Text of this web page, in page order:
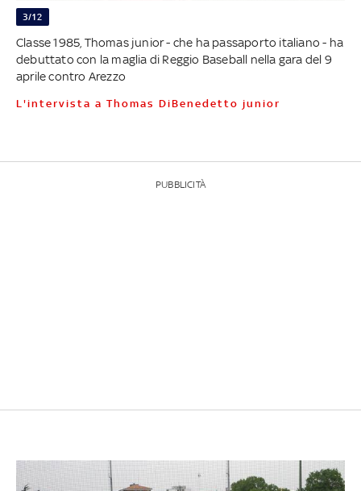
3/12
Classe 1985, Thomas junior - che ha passaporto italiano - ha
debuttato con la maglia di Reggio Baseball nella gara del 9
aprile contro Arezzo
L'intervista a Thomas DiBenedetto junior
PUBBLICITÀ